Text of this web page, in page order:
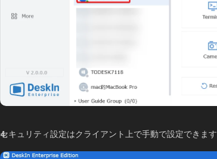
セキュリティ設定はクライアント上で手動で設定できます